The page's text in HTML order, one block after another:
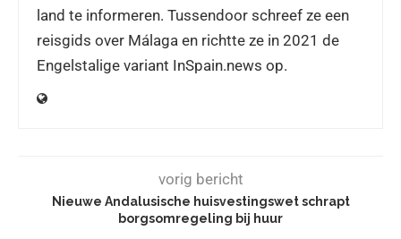
land te informeren. Tussendoor schreef ze een
reisgids over Málaga en richtte ze in 2021 de
Engelstalige variant InSpain.news op.
vorig bericht
Nieuwe Andalusische huisvestingswet schrapt
borgsomregeling bij huur